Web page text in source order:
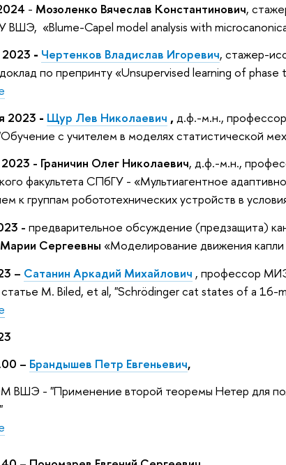
- Мозоленко Вячеслав Константинович,
«Blume-Capel model analysis with
- Чертенков Владислав Игоревич, стажер-
по препринту «Unsupervised learning of
2023 - Щур Лев Николаевич ,д.ф.-м.н.,
с учителем в моделях статистической
- Граничин Олег Николаевич, д.ф.-м.н.,
факультета СПбГУ - «Мультиагентное
к группам робототехнических устройств в
- предварительное обсуждение (предзащита)
Марии Сергеевны «Моделирование движения
– Сатанин Аркадий Михайлович , профессор
M. Biled, et al, "Schrödinger cat states of a 16-
– Брандышев Петр Евгеньевич,
- "Применение второй теоремы Нетер для